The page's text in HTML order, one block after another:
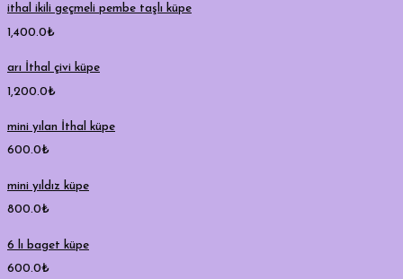
ithal ikili geçmeli pembe taşlı küpe
1,400.0₺
arı İthal çivi küpe
1,200.0₺
mini yılan İthal küpe
600.0₺
mini yıldız küpe
800.0₺
6 lı baget küpe
600.0₺